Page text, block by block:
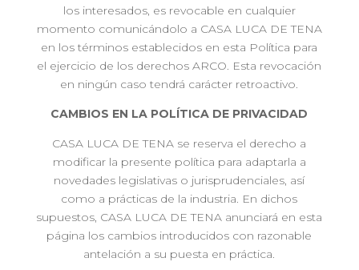
los interesados, es revocable en cualquier
momento comunicándolo a CASA LUCA DE TENA
en los términos establecidos en esta Política para
el ejercicio de los derechos ARCO. Esta revocación
en ningún caso tendrá carácter retroactivo.
CAMBIOS EN LA POLÍTICA DE PRIVACIDAD
CASA LUCA DE TENA se reserva el derecho a
modificar la presente política para adaptarla a
novedades legislativas o jurisprudenciales, así
como a prácticas de la industria. En dichos
supuestos, CASA LUCA DE TENA anunciará en esta
página los cambios introducidos con razonable
antelación a su puesta en práctica.